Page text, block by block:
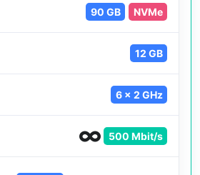
90 GB NVMe
12 GB
6 x 2 GHz
500 Mbit/s